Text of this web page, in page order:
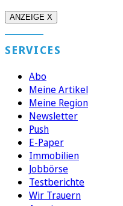
ANZEIGE X
SERVICES
Abo
Meine Artikel
Meine Region
Newsletter
Push
E-Paper
Immobilien
Jobbörse
Testberichte
Wir Trauern